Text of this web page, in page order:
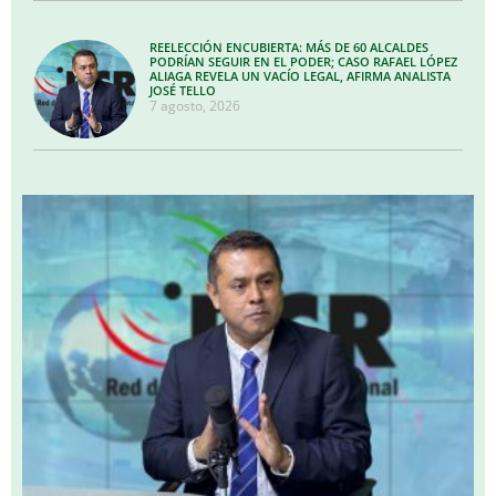
REELECCIÓN ENCUBIERTA: MÁS DE 60 ALCALDES
PODRÍAN SEGUIR EN EL PODER; CASO RAFAEL LÓPEZ
ALIAGA REVELA UN VACÍO LEGAL, AFIRMA ANALISTA
JOSÉ TELLO
7 agosto, 2026